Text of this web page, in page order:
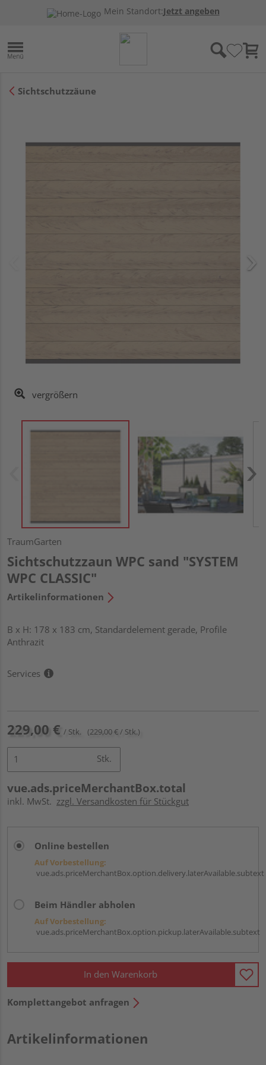
Mein Standort:Jetzt angeben
Sichtschutzzäune
vergrößern
TraumGarten
Sichtschutzzaun WPC sand "SYSTEM
WPC CLASSIC"
Artikelinformationen
B x H: 178 x 183 cm, Standardelement gerade, Profile
Anthrazit
Services
229,00 € / Stk. (229,00 € / Stk.)
Stk.
vue.ads.priceMerchantBox.total
inkl. MwSt. zzgl. Versandkosten für Stückgut
Online bestellen
Auf Vorbestellung:
vue.ads.priceMerchantBox.option.delivery.laterAvailable.subtext
Beim Händler abholen
Auf Vorbestellung:
vue.ads.priceMerchantBox.option.pickup.laterAvailable.subtext
In den Warenkorb
Komplettangebot anfragen
Artikelinformationen